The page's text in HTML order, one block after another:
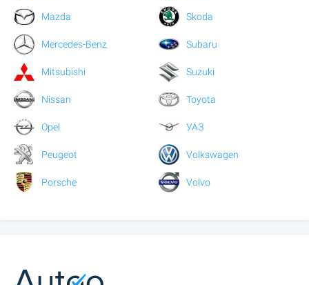
Mazda
Mercedes-Benz
Mitsubishi
Nissan
Opel
Peugeot
Porsche
Skoda
Subaru
Suzuki
Toyota
УАЗ
Volkswagen
Volvo